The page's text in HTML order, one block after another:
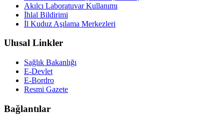
Akılcı Laboratuvar Kullanımı
İhlal Bildirimi
İl Kuduz Aşılama Merkezleri
Ulusal Linkler
Sağlık Bakanlığı
E-Devlet
E-Bordro
Resmi Gazete
Bağlantılar